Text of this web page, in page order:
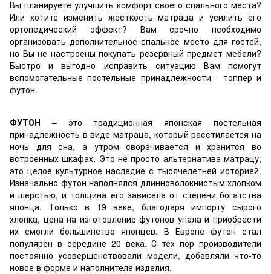
Вы планируете улучшить комфорт своего спального места?
Или хотите изменить жесткость матраца и усилить его
ортопедический эффект? Вам срочно необходимо
организовать дополнительное спальное место для гостей,
но Вы не настроены покупать резервный предмет мебели?
Быстро и выгодно исправить ситуацию Вам помогут
вспомогательные постельные принадлежности - топпер и
футон.
ФУТОН – это традиционная японская постельная
принадлежность в виде матраца, который расстилается на
ночь для сна, а утром сворачивается и хранится во
встроенных шкафах. Это не просто альтернатива матрацу,
это целое культурное наследие с тысячелетней историей.
Изначально футон наполнялся длинноволокнистым хлопком
и шерстью, и толщина его зависела от степени богатства
японца. Только в 19 веке, благодаря импорту сырого
хлопка, цена на изготовление футонов упала и приобрести
их смогли большинство японцев. В Европе футон стал
популярен в середине 20 века. С тех пор производители
постоянно усовершенствовали модели, добавляли что-то
новое в форме и наполнителе изделия.